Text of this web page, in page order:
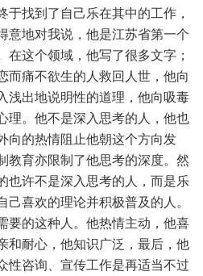
于找到了自己乐在其中的工作，
意地对我说，他是江苏省第一个
在这个领域，他写了很多文字；
而痛不欲生的人救回人世，他向
浅出地说明性的道理，他向吸毒
理。他不是深入思考的人，他也
向的热情阻止他朝这个方向发
教育亦限制了他思考的深度。然
也许不是深入思考的人，而是乐
喜欢的理论并积极普及的人。
要的这种人。他热情主动，他喜
和耐心，他知识广泛，最后，他
性咨询、宣传工作是再适当不过